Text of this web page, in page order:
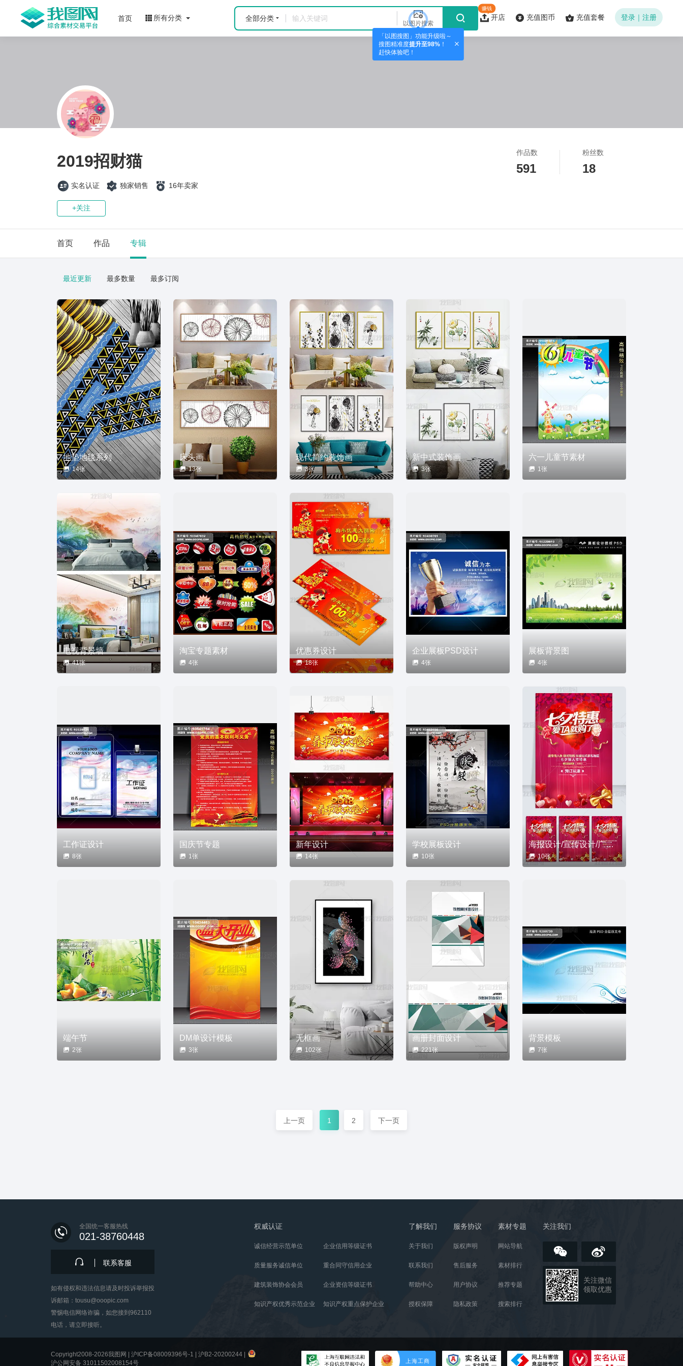
首页 所有分类 全部分类
以图片搜索
「以图搜图」功能升级啦～
搜图精准度提升至98%！
赶快体验吧！
开店
赚钱
充值图币 充值套餐 登录｜注册
2019招财猫
实名认证 独家销售 16年卖家
+关注
作品数
591
粉丝数
18
首页 作品 专辑
最近更新 最多数量 最多订阅
地垫地毯系列
14张
床头画
13张
现代简约装饰画
3张
新中式装饰画
3张
六一儿童节素材
1张
电视背景墙
41张
淘宝专题素材
4张
优惠券设计
18张
企业展板PSD设计
4张
展板背景图
4张
工作证设计
8张
国庆节专题
1张
新年设计
14张
学校展板设计
10张
海报设计/宣传设计/广告设计
10张
端午节
2张
DM单设计模板
3张
无框画
102张
画册封面设计
221张
背景模板
7张
上一页 1 2 下一页
全国统一客服热线
021-38760448
联系客服
如有侵权和违法信息请及时投诉举报投
诉邮箱：tousu@ooopic.com
警惕电信网络诈骗，如您接到962110
电话，请立即接听。
权威认证
诚信经营示范单位 企业信用等级证书
质量服务诚信单位 重合同守信用企业
建筑装饰协会会员 企业资信等级证书
知识产权优秀示范企业 知识产权重点保护企业
了解我们
关于我们
联系我们
帮助中心
授权保障
服务协议
版权声明
售后服务
用户协议
隐私政策
素材专题
网站导航
素材排行
推荐专题
搜索排行
关注我们
关注微信
领取优惠
Copyright2008-2026我图网 | 沪ICP备08009396号-1 沪B2-20200244
沪公网安备 31011502008154号